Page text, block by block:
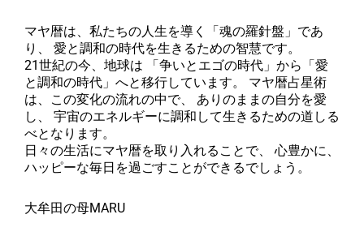
マヤ暦は、私たちの人生を導く「魂の羅針盤」であ
り、 愛と調和の時代を生きるための智慧です。
21世紀の今、地球は 「争いとエゴの時代」から「愛
と調和の時代」へと移行しています。 マヤ暦占星術
は、この変化の流れの中で、 ありのままの自分を愛
し、 宇宙のエネルギーに調和して生きるための道しる
べとなります。
日々の生活にマヤ暦を取り入れることで、 心豊かに、
ハッピーな毎日を過ごすことができるでしょう。
大牟田の母MARU